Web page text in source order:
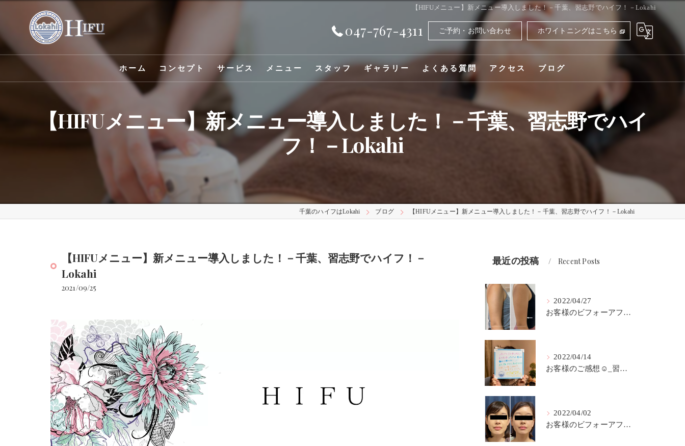
【HIFUメニュー】新メニュー導入しました！－千葉、習志野でハイフ！－Lokahi
047-767-4311 ご予約・お問い合わせ ホワイトニングはこちら
ホーム コンセプト サービス メニュー スタッフ ギャラリー よくある質問 アクセス ブログ
【HIFUメニュー】新メニュー導入しました！－千葉、習志野でハイ
フ！－Lokahi
千葉のハイフはLokahi ブログ 【HIFUメニュー】新メニュー導入しました！－千葉、習志野でハイフ！－Lokahi
【HIFUメニュー】新メニュー導入しました！－千葉、習志野でハイフ！－
Lokahi
2021/09/25
最近の投稿 Recent Posts
2022/04/27
お客様のビフォーアフター☺︎_習志野市のハイフサロンLokahi
2022/04/14
お客様のご感想☺︎_習志野市のハイフサロンLokahi
2022/04/02
お客様のビフォーアフター☺︎_習志野市のハイフサロンLokahi